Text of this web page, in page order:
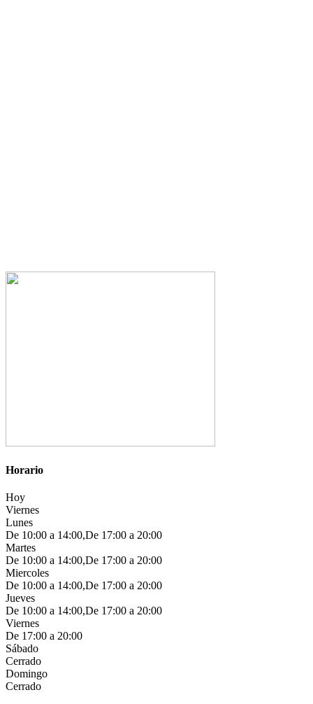
Horario
Hoy
Viernes
Lunes
De 10:00 a 14:00,De 17:00 a 20:00
Martes
De 10:00 a 14:00,De 17:00 a 20:00
Miercoles
De 10:00 a 14:00,De 17:00 a 20:00
Jueves
De 10:00 a 14:00,De 17:00 a 20:00
Viernes
De 17:00 a 20:00
Sábado
Cerrado
Domingo
Cerrado